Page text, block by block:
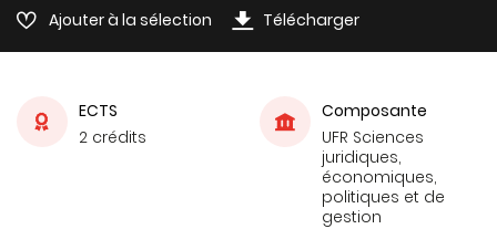
Ajouter à la sélection Télécharger
ECTS
2 crédits
Composante
UFR Sciences
juridiques,
économiques,
politiques et de
gestion